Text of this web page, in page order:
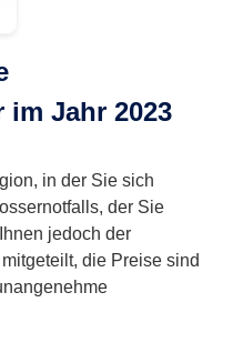
Jahr 2023
in der Sie sich
der Sie
jedoch der
die Preise sind